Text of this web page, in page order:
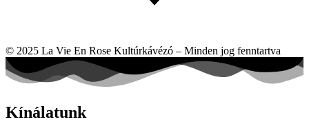
© 2025 La Vie En Rose Kultúrkávézó – Minden jog fenntartva
Kínálatunk